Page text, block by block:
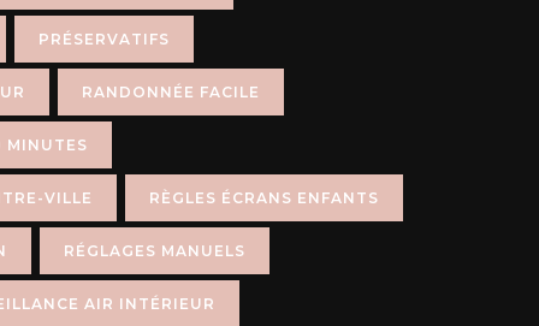
PRÉSERVATIFS
RANDONNÉE FACILE
MINUTES
VILLE RÈGLES ÉCRANS ENFANTS
RÉGLAGES MANUELS
AIR INTÉRIEUR